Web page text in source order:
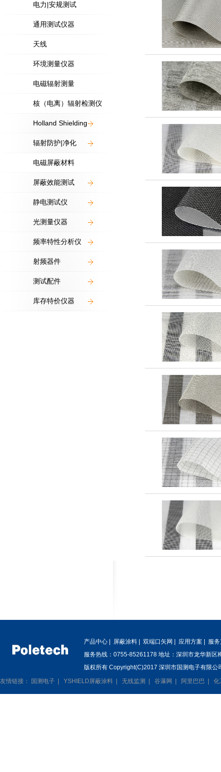
电力|安规测试
通用测试仪器
天线
环境测量仪器
电磁辐射测量
核（电离）辐射检测仪
Holland Shielding
辐射防护|净化
电磁屏蔽材料
屏蔽效能测试
静电测试仪
光测量仪器
频率特性分析仪
射频器件
测试配件
库存特价仪器
产品中心 屏蔽涂料 双端口矢网 应用方案
服
服务热线：0755-85261178 地址：深圳市龙华新区
版权所有 Copyright(C)2017 深圳市国测电子有限公
友情链接：
国测电子 YSHIELD屏蔽涂料 无线监测 谷瀑网 阿里巴巴 化